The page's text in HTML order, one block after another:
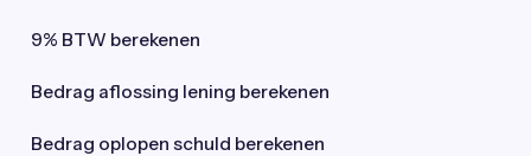
9% BTW berekenen
Bedrag aflossing lening berekenen
Bedrag oplopen schuld berekenen